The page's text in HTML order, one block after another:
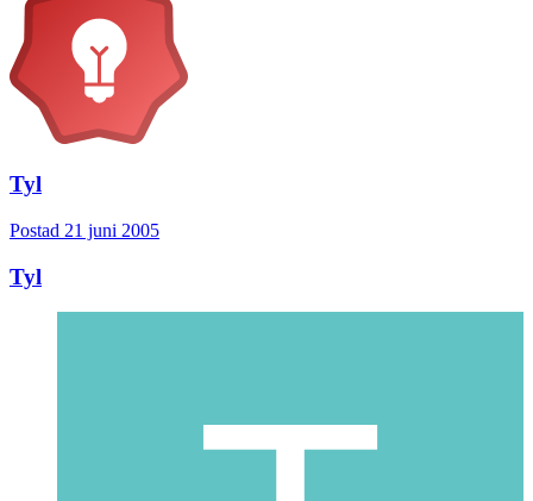
Tyl
Postad 21 juni 2005
Tyl